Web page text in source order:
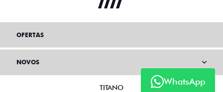
WhatsApp
OFERTAS
NOVOS
TITANO